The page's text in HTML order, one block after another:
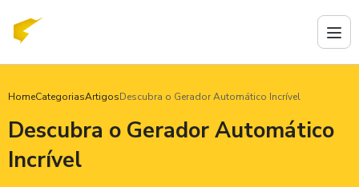
HomeCategoriasArtigosDescubra o Gerador Automático Incrível
Descubra o Gerador Automático
Incrível